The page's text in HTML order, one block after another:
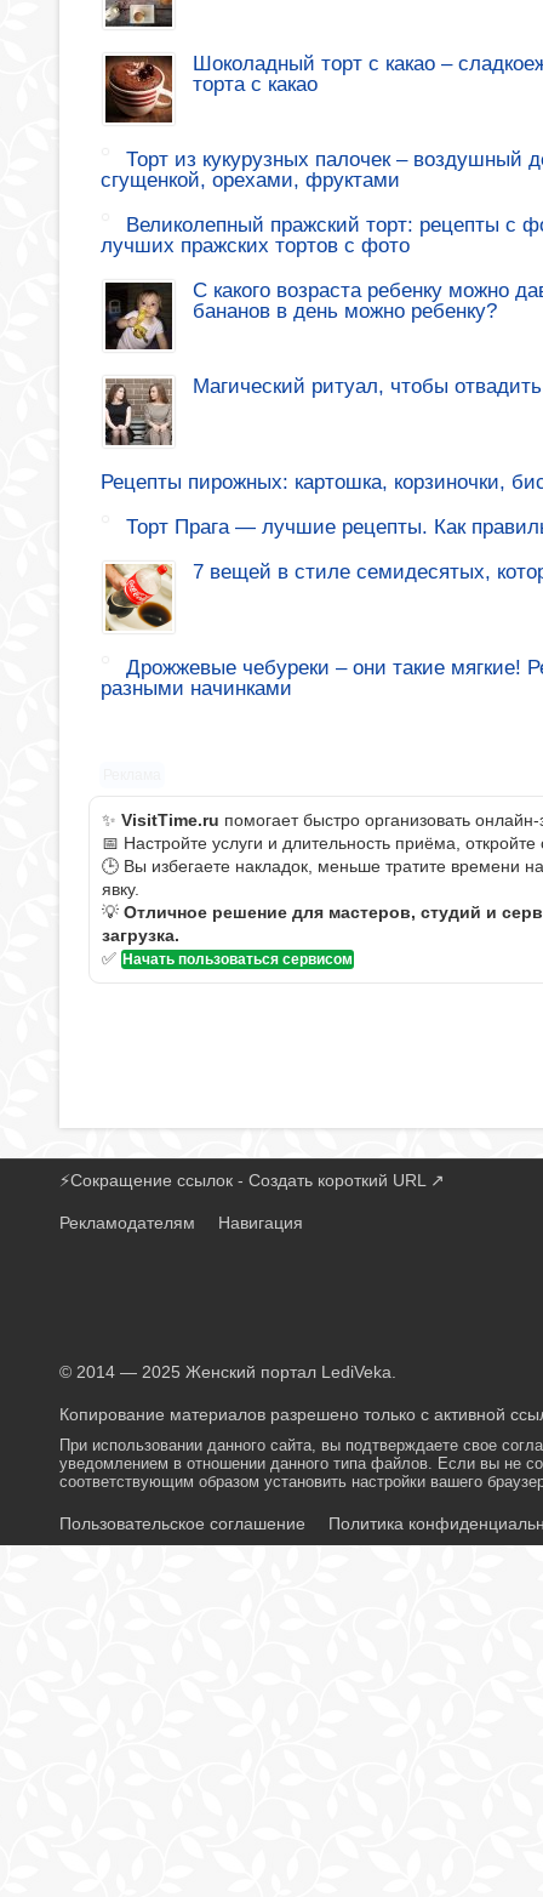
Шоколадный торт с какао –
торта с какао
Торт из кукурузных палочек – воздушный
сгущенкой, орехами, фруктами
Великолепный пражский торт: рецепты с
лучших пражских тортов с фото
С какого возраста ребенку можно
бананов в день можно ребенку?
Магический ритуал, чтобы
Рецепты пирожных: картошка, корзиночки,
Торт Прага — лучшие рецепты. Как
7 вещей в стиле семидесятых,
Дрожжевые чебуреки – они такие мягкие!
разными начинками
✨ VisitTime.ru помогает быстро организовать
📅 Настройте услуги и длительность приёма,
🕒 Вы избегаете накладок, меньше тратите времени
явку.
💡 Отличное решение для мастеров, студий и
загрузка.
✅ Начать пользоваться сервисом
⚡Сокращение ссылок - Создать короткий URL ↗
Рекламодателям Навигация
© 2014 — 2025 Женский портал LediVeka.
Копирование материалов разрешено только с активной
При использовании данного сайта, вы подтверждаете свое
уведомлением в отношении данного типа файлов. Если вы не
соответствующим образом установить настройки вашего
Пользовательское соглашение Политика